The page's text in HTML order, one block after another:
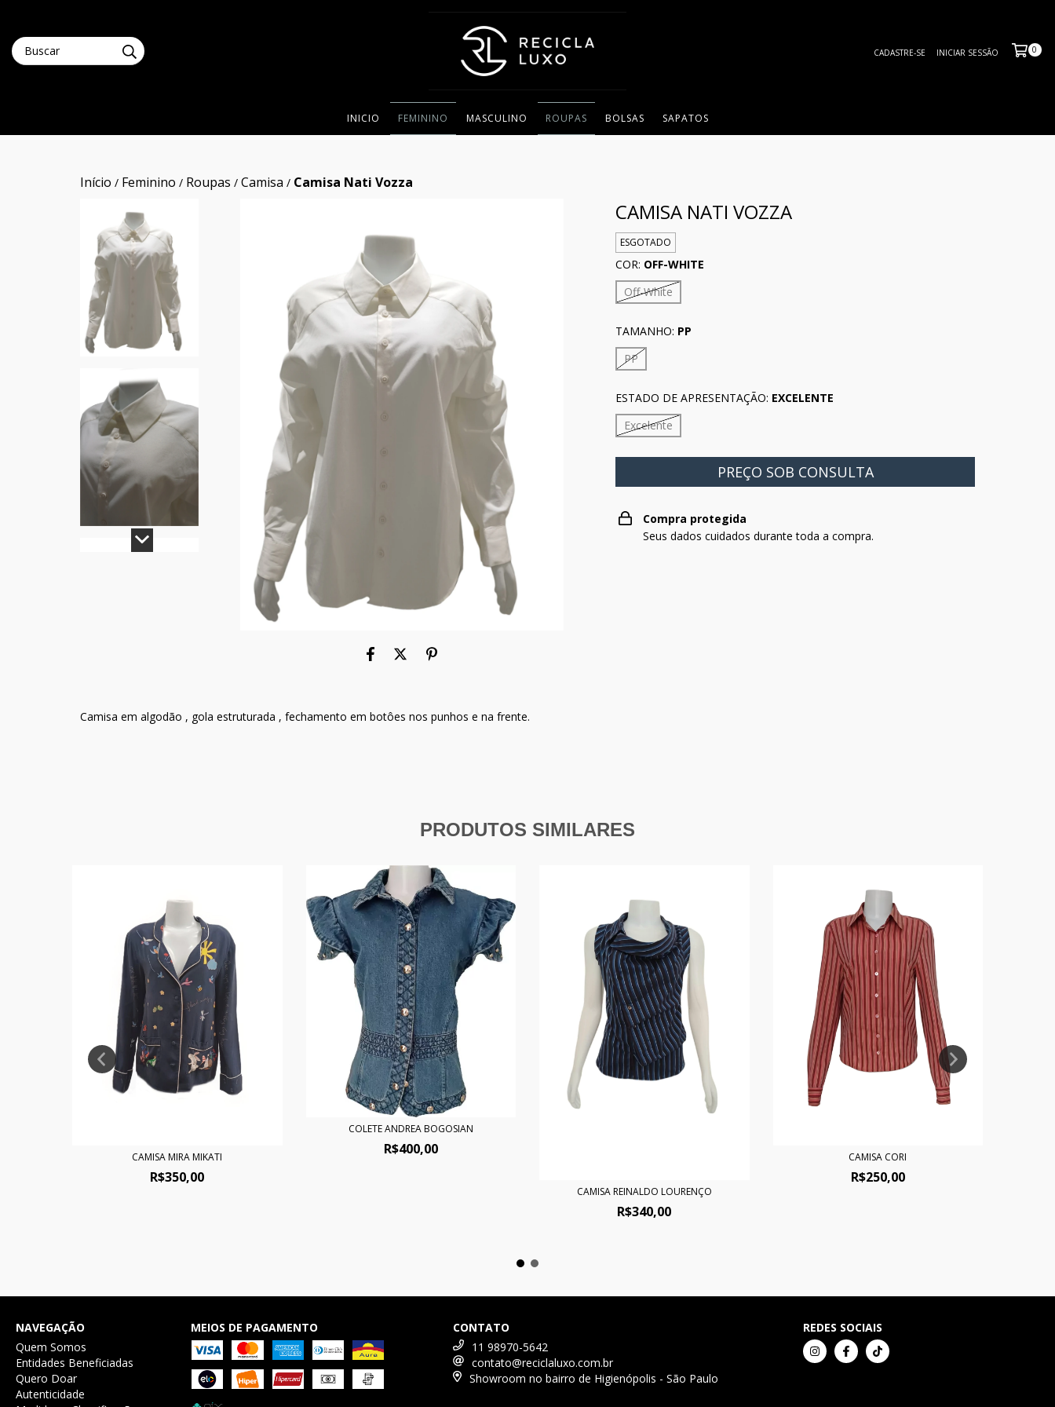
CADASTRE-SE INICIAR SESSÃO 0
INICIO FEMININO MASCULINO ROUPAS BOLSAS SAPATOS
Início / Feminino / Roupas / Camisa / Camisa Nati Vozza
Camisa em algodão , gola estruturada , fechamento em botôes nos punhos e na frente.
CAMISA NATI VOZZA
ESGOTADO
COR: OFF-WHITE
Off-White
TAMANHO: PP
PP
ESTADO DE APRESENTAÇÃO: EXCELENTE
Excelente
Compra protegida
Seus dados cuidados durante toda a compra.
PRODUTOS SIMILARES
CAMISA MIRA MIKATI
R$350,00
COLETE ANDREA BOGOSIAN
R$400,00
CAMISA REINALDO LOURENÇO
R$340,00
CAMISA CORI
R$250,00
NAVEGAÇÃO
Quem Somos
Entidades Beneficiadas
Quero Doar
Autenticidade
MEIOS DE PAGAMENTO
CONTATO
11 98970-5642
contato@reciclaluxo.com.br
Showroom no bairro de Higienópolis - São Paulo
REDES SOCIAIS